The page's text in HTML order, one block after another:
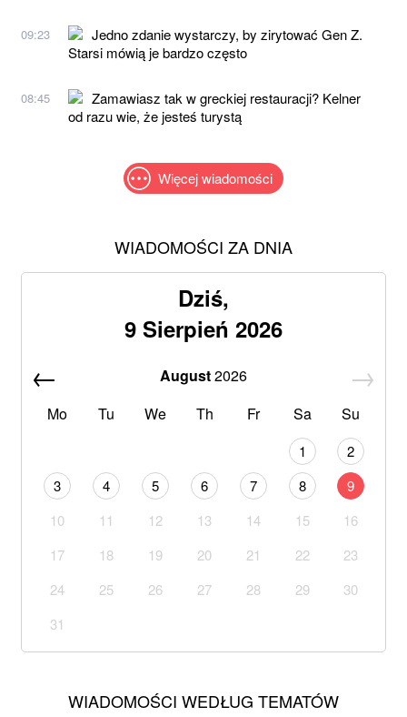
09:23
Jedno zdanie wystarczy, by zirytować Gen Z.
Starsi mówią je bardzo często
08:45
Zamawiasz tak w greckiej restauracji? Kelner
od razu wie, że jesteś turystą
Więcej wiadomości
WIADOMOŚCI ZA DNIA
Dziś,
9 Sierpień 2026
August2026
Mo
Tu We Th Fr Sa Su
1
2
3
4 5 6 7 8
9
10
11 12 13 14 15
16
17
18 19 20 21 22
23
24
25 26 27 28 29
30
31
WIADOMOŚCI WEDŁUG TEMATÓW